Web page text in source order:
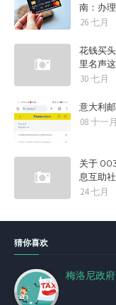
南：办
26 七月
花钱买
里名声
30 七月
意大利
08 十一月
关于
息互助
24 七月
猜你喜欢
梅洛尼政